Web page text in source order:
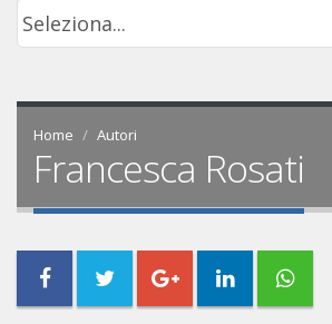
Home Autori
Francesca Rosati